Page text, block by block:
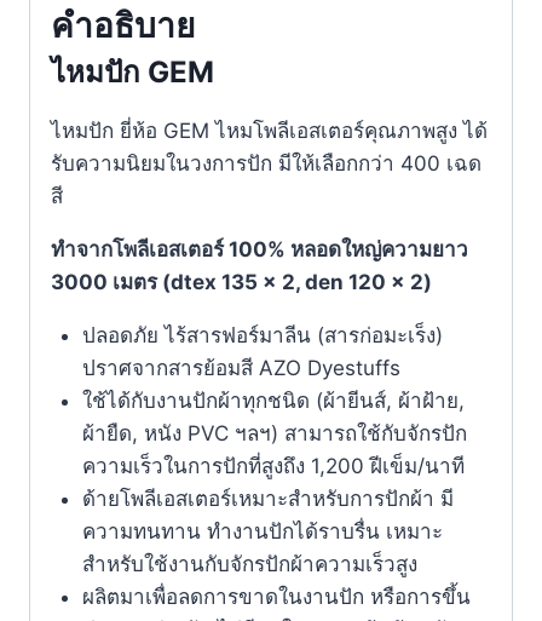
คำอธิบาย
ไหมปัก GEM
ไหมปัก ยี่ห้อ GEM ไหมโพลีเอสเตอร์คุณภาพสูง ได้
รับความนิยมในวงการปัก มีให้เลือกกว่า 400 เฉด
สี
ทำจากโพลีเอสเตอร์ 100% หลอดใหญ่ความยาว
3000 เมตร (dtex 135 x 2, den 120 x 2)
ปลอดภัย ไร้สารฟอร์มาลีน (สารก่อมะเร็ง)
ปราศจากสารย้อมสี AZO Dyestuffs
ใช้ได้กับงานปักผ้าทุกชนิด (ผ้ายีนส์, ผ้าฝ้าย,
ผ้ายืด, หนัง PVC ฯลฯ) สามารถใช้กับจักรปัก
ความเร็วในการปักที่สูงถึง 1,200 ฝีเข็ม/นาที
ด้ายโพลีเอสเตอร์เหมาะสำหรับการปักผ้า มี
ความทนทาน ทำงานปักได้ราบรื่น เหมาะ
สำหรับใช้งานกับจักรปักผ้าความเร็วสูง
ผลิตมาเพื่อลดการขาดในงานปัก หรือการขึ้น